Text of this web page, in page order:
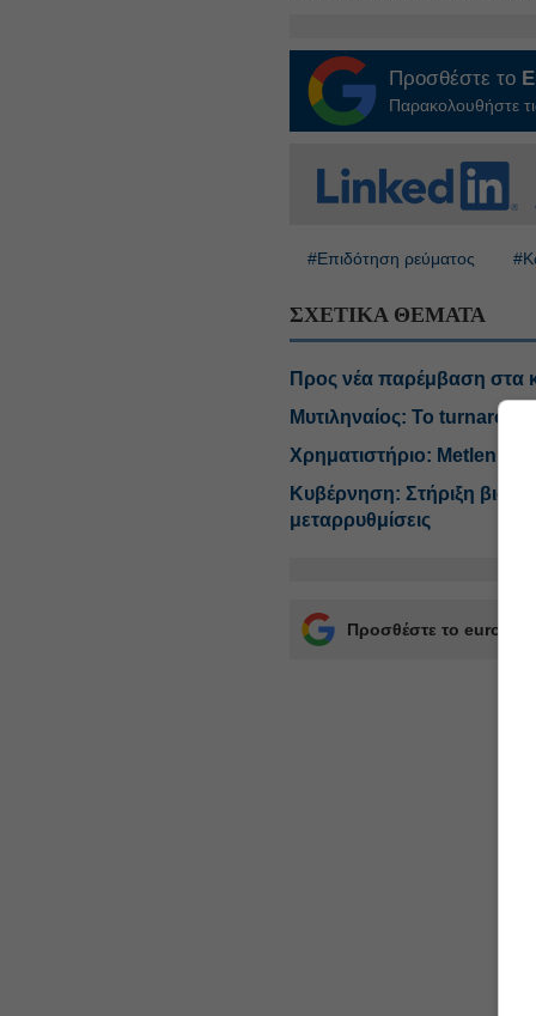
Προσθέστε το
Παρακολουθήστε
#Επιδότηση ρεύματος
ΣΧΕΤΙΚΑ ΘΕΜΑΤΑ
Προς νέα παρέμβαση στα
Μυτιληναίος: Το
Χρηματιστήριο: Metlen
Κυβέρνηση: Στήριξη
μεταρρυθμίσεις
Προσθέστε το